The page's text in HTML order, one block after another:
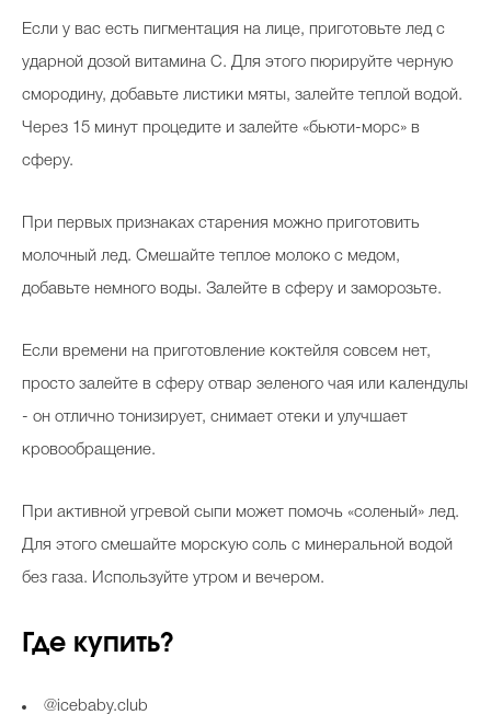
Если у вас есть пигментация на лице, приготовьте лед с
ударной дозой витамина С. Для этого пюрируйте черную
смородину, добавьте листики мяты, залейте теплой водой.
Через 15 минут процедите и залейте «бьюти-морс» в
сферу.
При первых признаках старения можно приготовить
молочный лед. Смешайте теплое молоко с медом,
добавьте немного воды. Залейте в сферу и заморозьте.
Если времени на приготовление коктейля совсем нет,
просто залейте в сферу отвар зеленого чая или календулы
- он отлично тонизирует, снимает отеки и улучшает
кровообращение.
При активной угревой сыпи может помочь «соленый» лед.
Для этого смешайте морскую соль с минеральной водой
без газа. Используйте утром и вечером.
Где купить?
@icebaby.club